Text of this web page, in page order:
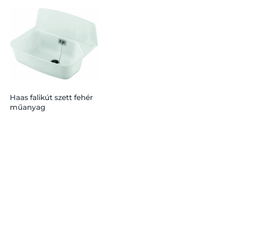
Haas falikút szett fehér
műanyag